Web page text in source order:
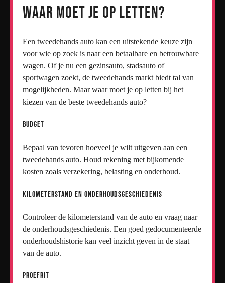
Waar Moet Je Op Letten?
Een tweedehands auto kan een uitstekende keuze zijn
voor wie op zoek is naar een betaalbare en betrouwbare
wagen. Of je nu een gezinsauto, stadsauto of
sportwagen zoekt, de tweedehands markt biedt tal van
mogelijkheden. Maar waar moet je op letten bij het
kiezen van de beste tweedehands auto?
Budget
Bepaal van tevoren hoeveel je wilt uitgeven aan een
tweedehands auto. Houd rekening met bijkomende
kosten zoals verzekering, belasting en onderhoud.
Kilometerstand en Onderhoudsgeschiedenis
Controleer de kilometerstand van de auto en vraag naar
de onderhoudsgeschiedenis. Een goed gedocumenteerde
onderhoudshistorie kan veel inzicht geven in de staat
van de auto.
Proefrit